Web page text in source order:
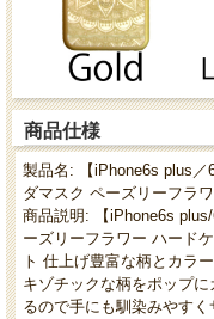
商品仕様
製品名: 【iPhone6s plus
ダマスク ペーズリーフラ
商品説明: 【iPhone6s
ーズリーフラワー ハード
ト 仕上げ豊富な柄とカラ
キゾチックな柄をポップ
るので手にも馴染みやす